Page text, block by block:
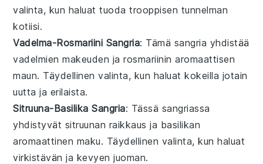
valinta, kun haluat tuodatrooppisen tunnelman
kotiisi.
Vadelma-Rosmariini Sangria: Tämä sangria yhdistää
vadelmien makeuden jarosmariinin aromaattisen
maun. Täydellinen valinta, kun haluat kokeilla jotain
uutta ja erilaista.
Sitruuna-Basilika Sangria: Tässä sangriassa
yhdistyvät sitruunan raikkaus ja basilikan
aromaattinen maku. Täydellinen valinta, kun haluat
virkistävän ja kevyenjuoman.